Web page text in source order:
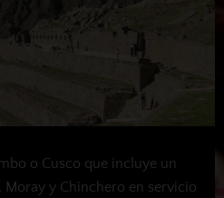
o Cusco que incluye un
Moray y Chinchero en servicio